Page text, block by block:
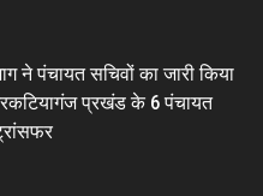
ने पंचायत सचिवों का जारी किया
प्रखंड के 6 पंचायत